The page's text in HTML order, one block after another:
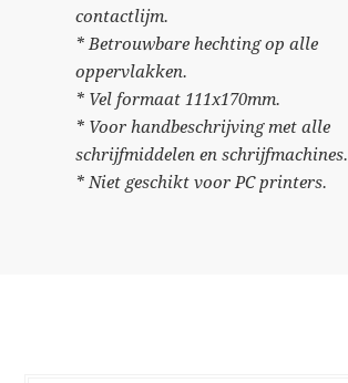
contactlijm.
* Betrouwbare hechting op alle
oppervlakken.
* Vel formaat 111x170mm.
* Voor handbeschrijving met alle
schrijfmiddelen en schrijfmachines.
* Niet geschikt voor PC printers.